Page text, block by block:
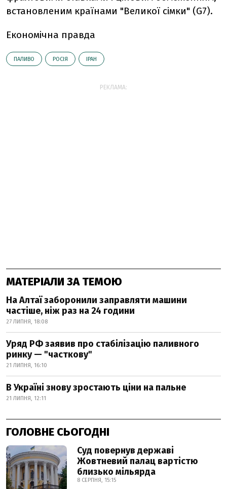
встановленим країнами "Великої сімки" (G7).
Економічна правда
ПАЛИВО РОСІЯ ІРАН
РЕКЛАМА:
МАТЕРІАЛИ ЗА ТЕМОЮ
На Алтаї заборонили заправляти машини
частіше, ніж раз на 24 години
27 ЛИПНЯ, 18:08
Уряд РФ заявив про стабілізацію паливного
ринку — "часткову"
21 ЛИПНЯ, 16:10
В Україні знову зростають ціни на пальне
21 ЛИПНЯ, 12:11
ГОЛОВНЕ СЬОГОДНІ
Суд повернув державі
Жовтневий палац вартістю
близько мільярда
8 СЕРПНЯ, 15:15